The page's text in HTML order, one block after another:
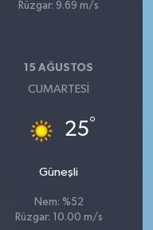
Rüzgar: 9.69 m/s
15 AĞUSTOS
CUMARTESI
25°
Güneşli
Nem: %52
Rüzgar: 10.00 m/s